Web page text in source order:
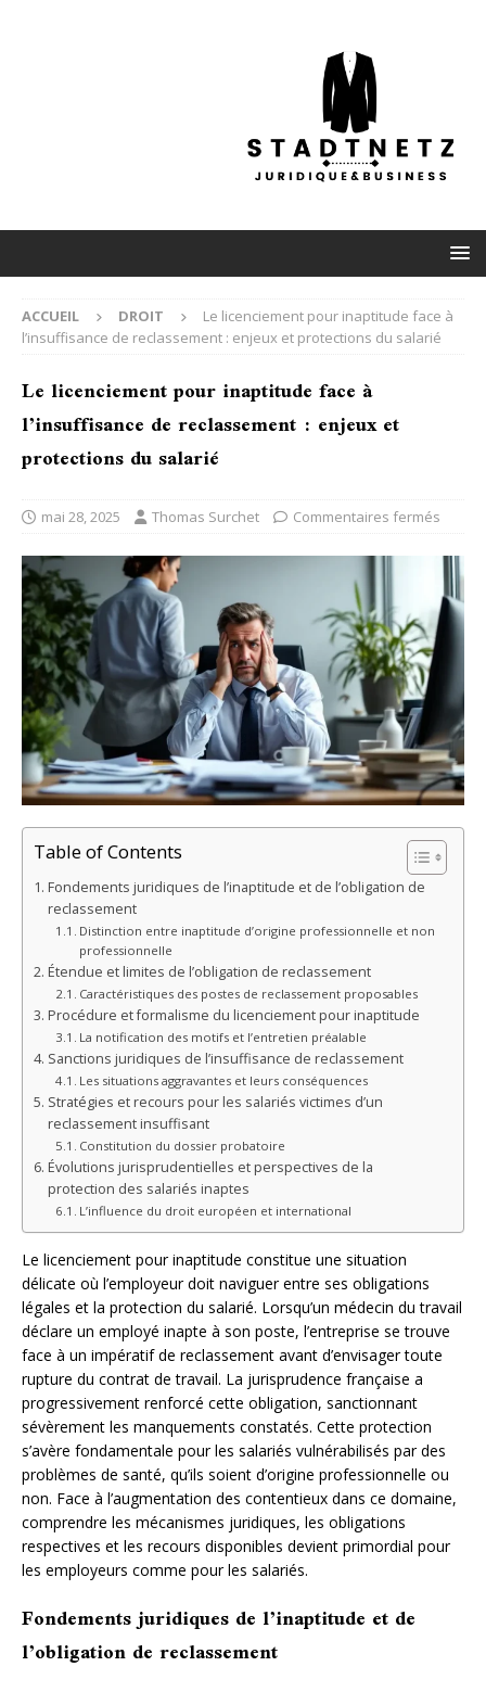
ACCUEIL DROIT
Le licenciement pour inaptitude face à
l’insuffisance de reclassement : enjeux et protections du salarié
Le licenciement pour inaptitude face à
l’insuffisance de reclassement : enjeux et
protections du salarié
mai 28, 2025 Thomas Surchet Commentaires fermés
Table of Contents
Fondements juridiques de l’inaptitude et de l’obligation de
reclassement
Distinction entre inaptitude d’origine professionnelle et non
professionnelle
Étendue et limites de l’obligation de reclassement
Caractéristiques des postes de reclassement proposables
Procédure et formalisme du licenciement pour inaptitude
La notification des motifs et l’entretien préalable
Sanctions juridiques de l’insuffisance de reclassement
Les situations aggravantes et leurs conséquences
Stratégies et recours pour les salariés victimes d’un
reclassement insuffisant
Constitution du dossier probatoire
Évolutions jurisprudentielles et perspectives de la
protection des salariés inaptes
L’influence du droit européen et international
Le licenciement pour inaptitude constitue une situation
délicate où l’employeur doit naviguer entre ses obligations
légales et la protection du salarié. Lorsqu’un médecin du travail
déclare un employé inapte à son poste, l’entreprise se trouve
face à un impératif de reclassement avant d’envisager toute
rupture du contrat de travail. La jurisprudence française a
progressivement renforcé cette obligation, sanctionnant
sévèrement les manquements constatés. Cette protection
s’avère fondamentale pour les salariés vulnérabilisés par des
problèmes de santé, qu’ils soient d’origine professionnelle ou
non. Face à l’augmentation des contentieux dans ce domaine,
comprendre les mécanismes juridiques, les obligations
respectives et les recours disponibles devient primordial pour
les employeurs comme pour les salariés.
Fondements juridiques de l’inaptitude et de
l’obligation de reclassement